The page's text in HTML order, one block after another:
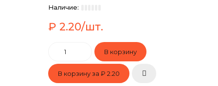
Наличие:
₽ 2.20/шт.
В корзину за ₽ 2.20